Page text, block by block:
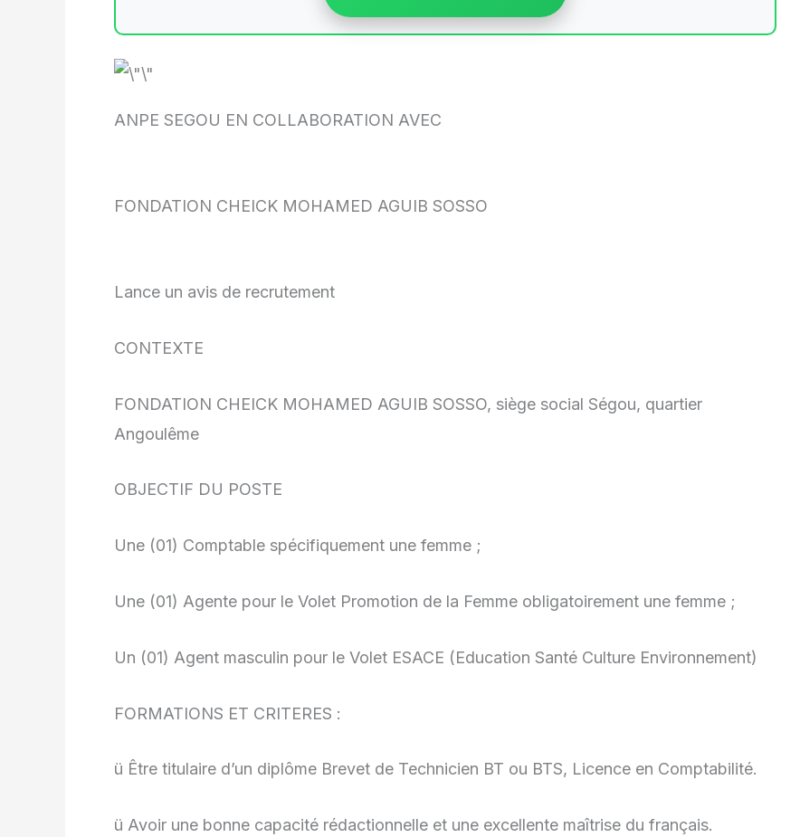
ANPE SEGOU EN COLLABORATION AVEC
FONDATION CHEICK MOHAMED AGUIB SOSSO
Lance un avis de recrutement
CONTEXTE
FONDATION CHEICK MOHAMED AGUIB SOSSO, siège social Ségou, quartier
Angoulême
OBJECTIF DU POSTE
Une (01) Comptable spécifiquement une femme ;
Une (01) Agente pour le Volet Promotion de la Femme obligatoirement une femme ;
Un (01) Agent masculin pour le Volet ESACE (Education Santé Culture Environnement)
FORMATIONS ET CRITERES :
ü Être titulaire d’un diplôme Brevet de Technicien BT ou BTS, Licence en Comptabilité.
ü Avoir une bonne capacité rédactionnelle et une excellente maîtrise du français.